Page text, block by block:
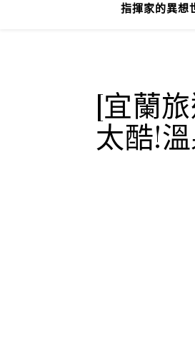
指揮家的異想
[宜蘭
太酷!